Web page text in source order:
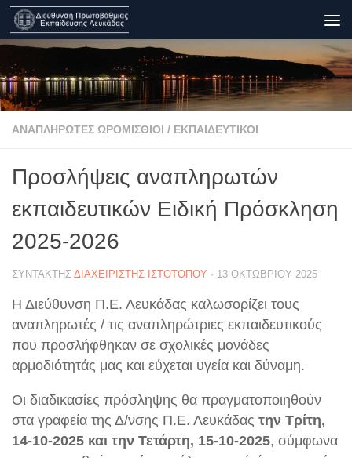
Skip to content
ΑΝΑΠΛΗΡΩΤΈΣ ΩΡΟΜΊΣΘΙΟΙ / ΕΚΠΑΙΔΕΥΤΙΚΟΊ
Προσλήψεις αναπληρωτών
εκπαιδευτικών Ειδική Πρόσκληση
2025-2026
ΣΥΝΤΆΚΤΗΣ ΔΙΑΧΕΙΡΙΣΤΉΣ ΙΣΤΟΤΌΠΟΥ · 13 ΟΚΤΩΒΡΊΟΥ 2025
Η Διεύθυνση Π.Ε. Λευκάδας καλωσορίζει τους
αναπληρωτές / τις αναπληρώτριες εκπαιδευτικούς
που προσλήφθηκαν σε σχολικές μονάδες
αρμοδιότητάς μας και εύχεται υγεία και δύναμη.
Οι διαδικασίες πρόσληψης θα πραγματοποιηθούν
στα γραφεία της Δ/νσης Π.Ε. Λευκάδας την Τρίτη,
14-10-2025 και την Τετάρτη, 15-10-2025, σύμφωνα